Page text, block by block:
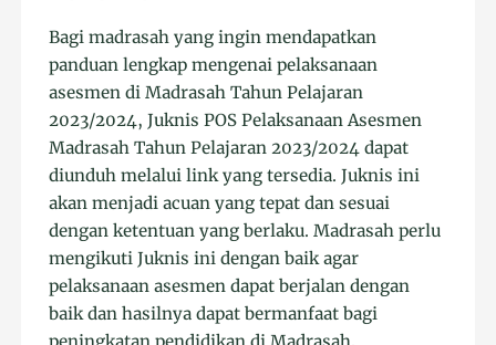
Bagi madrasah yang ingin mendapatkan
panduan lengkap mengenai pelaksanaan
asesmen di Madrasah Tahun Pelajaran
2023/2024, Juknis POS Pelaksanaan Asesmen
Madrasah Tahun Pelajaran 2023/2024 dapat
diunduh melalui link yang tersedia. Juknis ini
akan menjadi acuan yang tepat dan sesuai
dengan ketentuan yang berlaku. Madrasah perlu
mengikuti Juknis ini dengan baik agar
pelaksanaan asesmen dapat berjalan dengan
baik dan hasilnya dapat bermanfaat bagi